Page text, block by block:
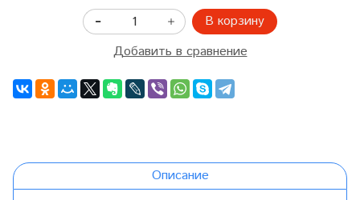
В корзину
Добавить в сравнение
Описание